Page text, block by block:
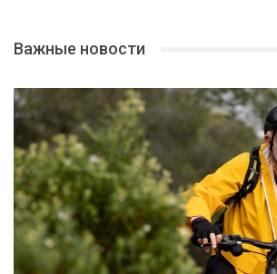
Важные новости